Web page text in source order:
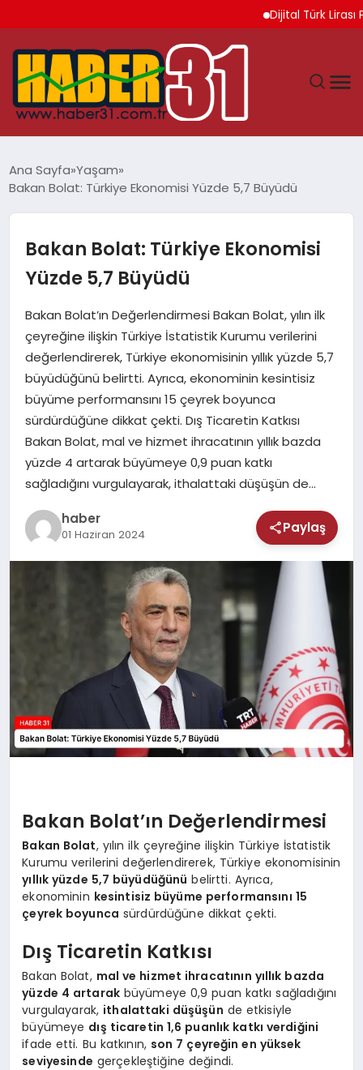
Dijital Türk Lirası
YAŞAM
EKONOMI
GÜNDEM
MAGAZIN
SAĞLIK
TEKNOLOJI
Ana Sayfa Yaşam
Bakan Bolat: Türkiye Ekonomisi Yüzde 5,7 Büyüdü
Bakan Bolat: Türkiye Ekonomisi
Yüzde 5,7 Büyüdü
Bakan Bolat’ın Değerlendirmesi Bakan Bolat, yılın ilk
çeyreğine ilişkin Türkiye İstatistik Kurumu verilerini
değerlendirerek, Türkiye ekonomisinin yıllık yüzde 5,7
büyüdüğünü belirtti. Ayrıca, ekonominin kesintisiz
büyüme performansını 15 çeyrek boyunca
sürdürdüğüne dikkat çekti. Dış Ticaretin Katkısı
Bakan Bolat, mal ve hizmet ihracatının yıllık bazda
yüzde 4 artarak büyümeye 0,9 puan katkı
sağladığını vurgulayarak, ithalattaki düşüşün de…
haber
01 Haziran 2024 Paylaş
Bakan Bolat’ın Değerlendirmesi
Bakan Bolat, yılın ilk çeyreğine ilişkin Türkiye İstatistik
Kurumu verilerini değerlendirerek, Türkiye ekonomisinin
yıllık yüzde 5,7 büyüdüğünü belirtti. Ayrıca,
ekonominin kesintisiz büyüme performansını 15
çeyrek boyunca sürdürdüğüne dikkat çekti.
Dış Ticaretin Katkısı
Bakan Bolat, mal ve hizmet ihracatının yıllık bazda
yüzde 4 artarakbüyümeye 0,9 puan katkı sağladığını
vurgulayarak, ithalattaki düşüşün de etkisiyle
büyümeye dış ticaretin 1,6 puanlık katkı verdiğini
ifade etti. Bu katkının, son 7 çeyreğin en yüksek
seviyesinde gerçekleştiğine değindi.